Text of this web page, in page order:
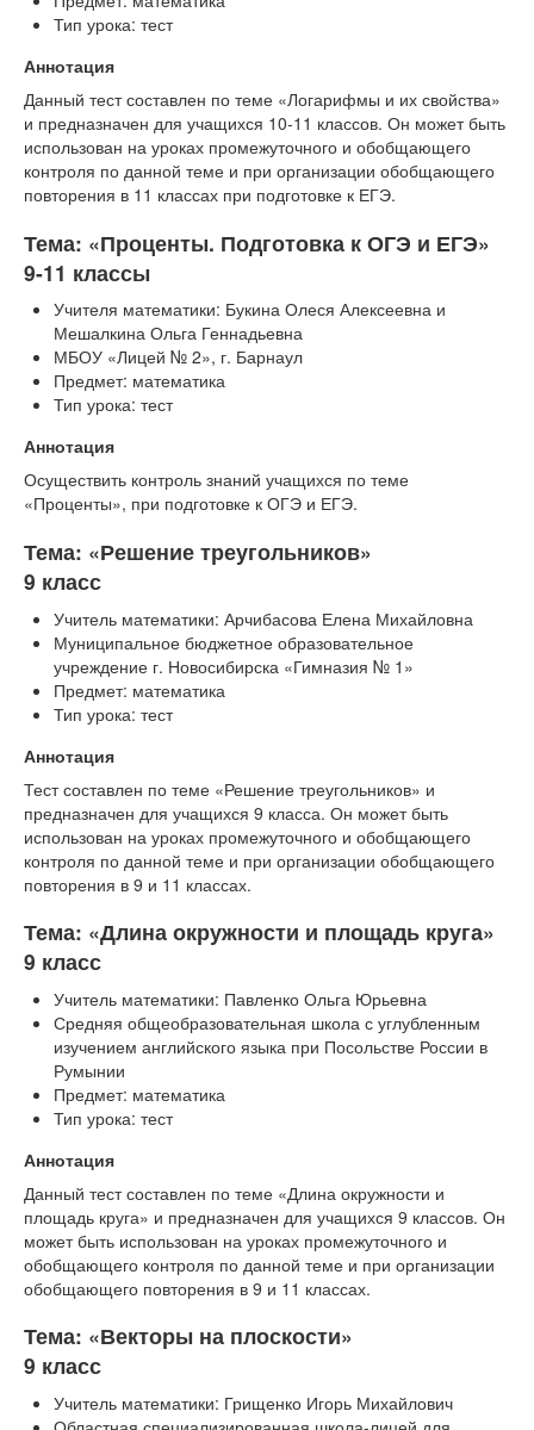
Тип урока: тест
Аннотация
Данный тест составлен по теме «Логарифмы и их свойства»
и предназначен для учащихся 10-11 классов. Он может быть
использован на уроках промежуточного и обобщающего
контроля по данной теме и при организации обобщающего
повторения в 11 классах при подготовке к ЕГЭ.
Тема: «Проценты. Подготовка к ОГЭ и ЕГЭ»
9-11 классы
Учителя математики: Букина Олеся Алексеевна и
Мешалкина Ольга Геннадьевна
МБОУ «Лицей № 2», г. Барнаул
Предмет: математика
Тип урока: тест
Аннотация
Осуществить контроль знаний учащихся по теме
«Проценты», при подготовке к ОГЭ и ЕГЭ.
Тема: «Решение треугольников»
9 класс
Учитель математики: Арчибасова Елена Михайловна
Муниципальное бюджетное образовательное
учреждение г. Новосибирска «Гимназия № 1»
Предмет: математика
Тип урока: тест
Аннотация
Тест составлен по теме «Решение треугольников» и
предназначен для учащихся 9 класса. Он может быть
использован на уроках промежуточного и обобщающего
контроля по данной теме и при организации обобщающего
повторения в 9 и 11 классах.
Тема: «Длина окружности и площадь круга»
9 класс
Учитель математики: Павленко Ольга Юрьевна
Средняя общеобразовательная школа с углубленным
изучением английского языка при Посольстве России в
Румынии
Предмет: математика
Тип урока: тест
Аннотация
Данный тест составлен по теме «Длина окружности и
площадь круга» и предназначен для учащихся 9 классов. Он
может быть использован на уроках промежуточного и
обобщающего контроля по данной теме и при организации
обобщающего повторения в 9 и 11 классах.
Тема: «Векторы на плоскости»
9 класс
Учитель математики: Грищенко Игорь Михайлович